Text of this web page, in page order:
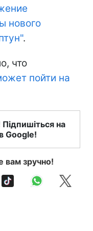
нового
.
что
пойти на
на
Google!
вам зручно!